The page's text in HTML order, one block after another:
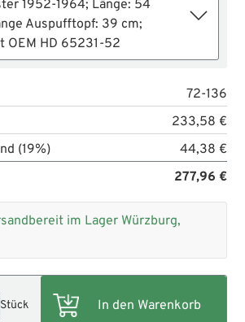
1952-1964; Länge: 54
Auspufftopf: 39 cm;
OEM HD 65231-52
72-136
233,58 €
(19%)
44,38 €
277,96 €
im Lager Würzburg,
Stück